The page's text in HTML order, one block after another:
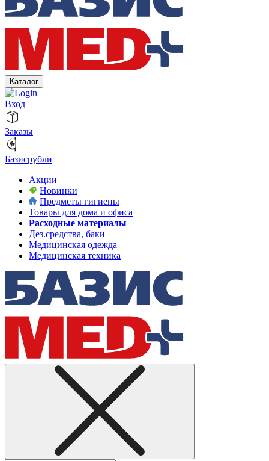
Каталог
Вход
Заказы
Базисрубли
Акции
Новинки
Предметы гигиены
Товары для дома и офиса
Расходные материалы
Дез.средства, баки
Медицинская одежда
Медицинская техника